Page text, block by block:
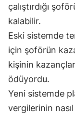
çalıştırdığı
kalabilir.
Eski sistemde
için şoförün
kişinin
ödüyordu.
Yeni sistemde
vergilerinin